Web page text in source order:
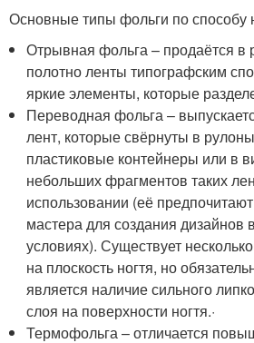
Основные типы фольги по способу
Отрывная фольга – продаётся в
полотно ленты типографским
яркие элементы, которые
Переводная фольга –
лент, которые свёрнуты в
пластиковые контейнеры или в
небольших фрагментов таких
использовании (её
мастера для создания
условиях). Существует
на плоскость ногтя, но
является наличие сильного
слоя на поверхности ногтя.·
Термофольга – отличается